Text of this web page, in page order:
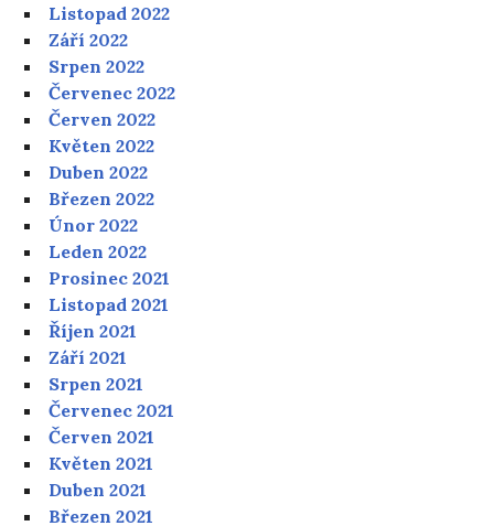
Listopad 2022
Září 2022
Srpen 2022
Červenec 2022
Červen 2022
Květen 2022
Duben 2022
Březen 2022
Únor 2022
Leden 2022
Prosinec 2021
Listopad 2021
Říjen 2021
Září 2021
Srpen 2021
Červenec 2021
Červen 2021
Květen 2021
Duben 2021
Březen 2021